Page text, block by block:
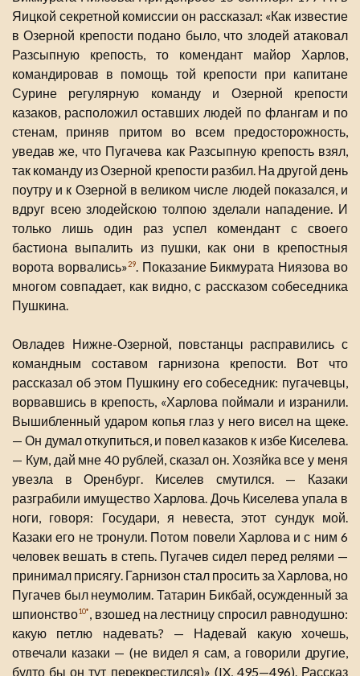
Яицкой секретной комиссии он рассказал: «Как известие
в Озерной крепости подано было, что злодей атаковал
Разсыпную крепость, то комендант майор Харлов,
командировав в помощь той крепости при капитане
Сурине регулярную команду и Озерной крепости
казаков, расположил оставших людей по флангам и по
стенам, приняв притом во всем предосторожность,
уведав же, что Пугачева как Разсыпную крепость взял,
так команду из Озерной крепости разбил. На другой день
поутру и к Озерной в великом числе людей показался, и
вдруг всею злодейскою толпою зделали нападение. И
только лишь один раз успел комендант с своего
бастиона выпалить из пушки, как они в крепостныя
ворота ворвались»29. Показание Бикмурата Ниязова во
многом совпадает, как видно, с рассказом собеседника
Пушкина.
Овладев Нижне-Озерной, повстанцы расправились с
командным составом гарнизона крепости. Вот что
рассказал об этом Пушкину его собеседник: пугачевцы,
ворвавшись в крепость, «Харлова поймали и изранили.
Вышибленный ударом копья глаз у него висел на щеке.
— Он думал откупиться, и повел казаков к избе Киселева.
— Кум, дай мне 40 рублей, сказал он. Хозяйка все у меня
увезла в Оренбург. Киселев смутился. — Казаки
разграбили имущество Харлова. Дочь Киселева упала в
ноги, говоря: Государи, я невеста, этот сундук мой.
Казаки его не тронули. Потом повели Харлова и с ним 6
человек вешать в степь. Пугачев сидел перед релями —
принимал присягу. Гарнизон стал просить за Харлова, но
Пугачев был неумолим. Татарин Бикбай, осужденный за
шпионство10*
, взошед на лестницу спросил равнодушно:
какую петлю надевать? — Надевай какую хочешь,
отвечали казаки — (не видел я сам, а говорили другие,
будто бы он тут перекрестился)» (IX, 495—496). Рассказ